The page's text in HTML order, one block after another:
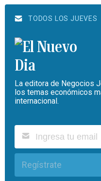
TODOS LOS JUEVES
La editora de Negocios
los temas económicos
internacional.
Regístrate